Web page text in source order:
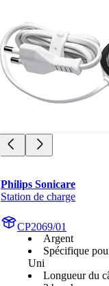
Philips Sonicare
Station de charge
CP2069/01
Argent
Spécifique
Uni
Longueur du